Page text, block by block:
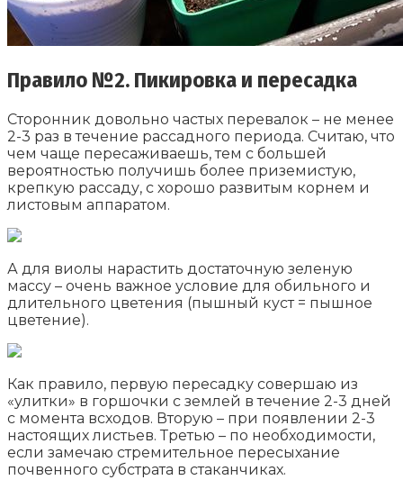
Правило №2. Пикировка и пересадка
Сторонник довольно частых перевалок – не менее
2-3 раз в течение рассадного периода. Считаю, что
чем чаще пересаживаешь, тем с большей
вероятностью получишь более приземистую,
крепкую рассаду, с хорошо развитым корнем и
листовым аппаратом.
А для виолы нарастить достаточную зеленую
массу – очень важное условие для обильного и
длительного цветения (пышный куст = пышное
цветение).
Как правило, первую пересадку совершаю из
«улитки» в горшочки с землей в течение 2-3 дней
с момента всходов. Вторую – при появлении 2-3
настоящих листьев. Третью – по необходимости,
если замечаю стремительное пересыхание
почвенного субстрата в стаканчиках.